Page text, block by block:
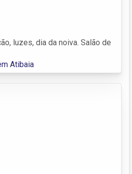
luzes, dia da noiva. Salão de
Atibaia